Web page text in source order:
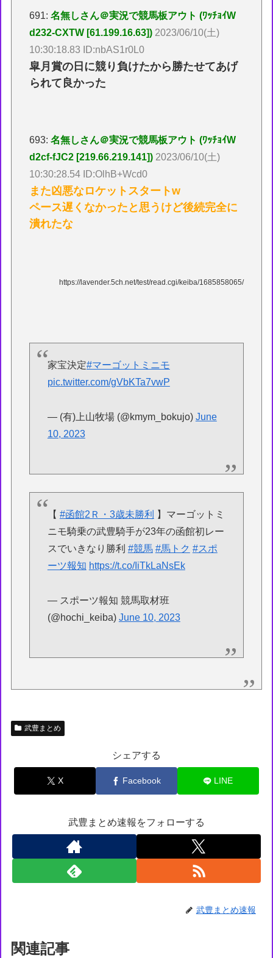
691:名無しさん＠実況で競馬板アウト (ﾜｯﾁｮｲW
d232-CXTW [61.199.16.63]) 2023/06/10(土)
10:30:18.83 ID:nbAS1r0L0
皐月賞の日に競り負けたから勝たせてあげ
られて良かった
693:名無しさん＠実況で競馬板アウト (ﾜｯﾁｮｲW
d2cf-fJC2 [219.66.219.141]) 2023/06/10(土)
10:30:28.54 ID:OlhB+Wcd0
また凶悪なロケットスタートw
ペース遅くなかったと思うけど後続完全に
潰れたな
https://lavender.5ch.net/test/read.cgi/keiba/1685858065/
家宝決定#マーゴットミニモ
pic.twitter.com/gVbKTa7vwP
— (有)上山牧場 (@kmym_bokujo) June
10, 2023
【 #函館2Ｒ・3歳未勝利
】マーゴットミ
ニモ騎乗の武豊騎手が23年の函館初レー
スでいきなり勝利 #競馬 #馬トク #スポ
ーツ報知 https://t.co/IiTkLaNsEk
— スポーツ報知 競馬取材班
(@hochi_keiba) June 10, 2023
武豊まとめ
シェアする
X Facebook LINE
武豊まとめ速報をフォローする
武豊まとめ速報
関連記事